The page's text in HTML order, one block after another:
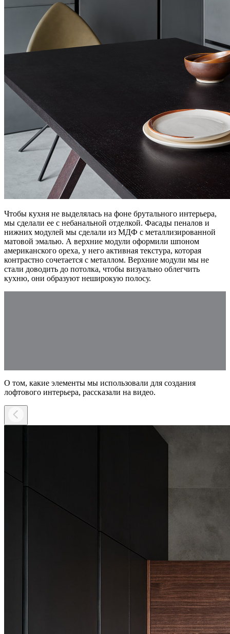
Чтобы кухня не выделялась на фоне брутального интерьера,
мы сделали ее с небанальной отделкой. Фасады пеналов и
нижних модулей мы сделали из МДФ с металлизированной
матовой эмалью. А верхние модули оформили шпоном
американского ореха, у него активная текстура, которая
контрастно сочетается с металлом. Верхние модули мы не
стали доводить до потолка, чтобы визуально облегчить
кухню, они образуют неширокую полосу.
О том, какие элементы мы использовали для создания
лофтового интерьера, рассказали на видео.